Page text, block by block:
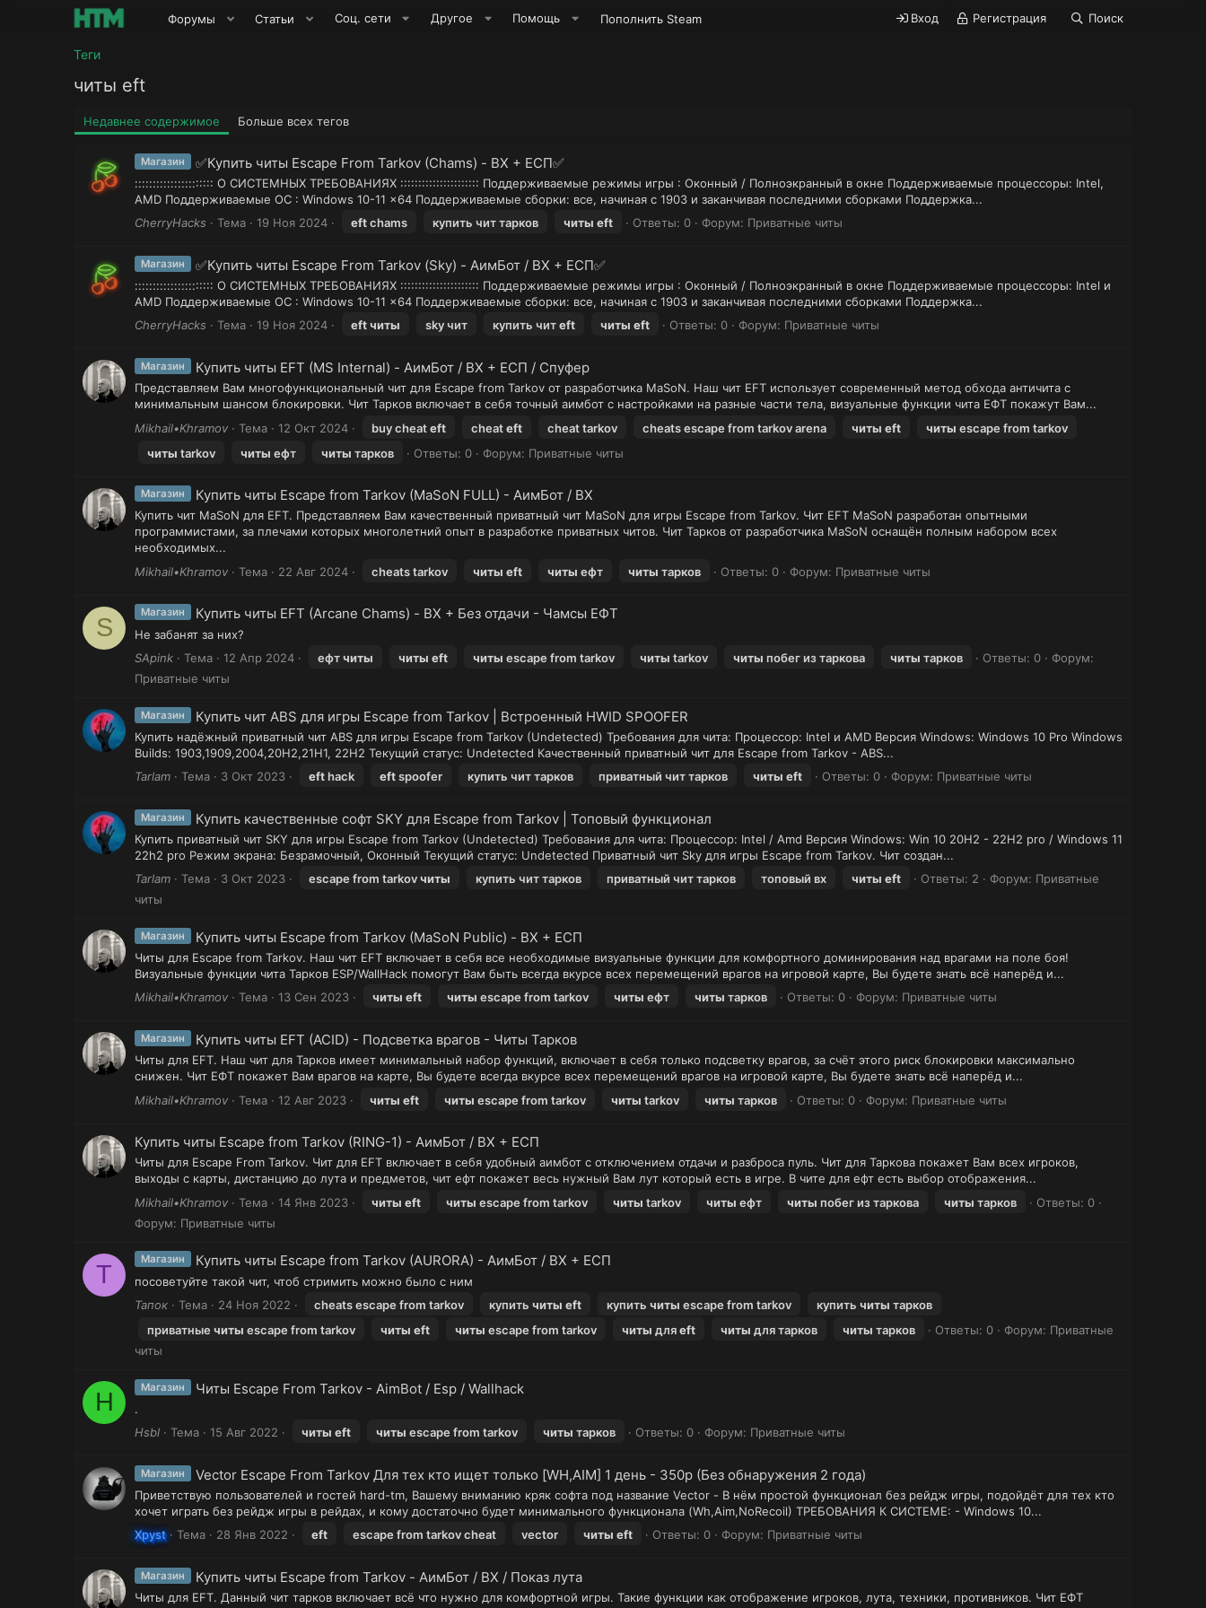
Форумы Статьи Соц. сети Другое Помощь Пополнить Steam Вход Регистрация Поиск
Теги
читы eft
Недавнее содержимое Больше всех тегов
Магазин ✅Купить читы Escape From Tarkov (Chams) - ВХ + ЕСП✅
:::::::::::::::::::::: О СИСТЕМНЫХ ТРЕБОВАНИЯХ :::::::::::::::::::::: Поддерживаемые режимы игры : Оконный / Полноэкранный в окне Поддерживаемые процессоры: Intel,
AMD Поддерживаемые ОС : Windows 10-11 x64 Поддерживаемые сборки: все, начиная с 1903 и заканчивая последними сборками Поддержка...
CherryHacks
Тема 19 Ноя 2024 eftchams купить чит тарков читы eft Ответы: 0 Форум: Приватные читы
Магазин ✅Купить читы Escape From Tarkov (Sky) - АимБот / ВХ + ЕСП✅
:::::::::::::::::::::: О СИСТЕМНЫХ ТРЕБОВАНИЯХ :::::::::::::::::::::: Поддерживаемые режимы игры : Оконный / Полноэкранный в окне Поддерживаемые процессоры: Intel и
AMD Поддерживаемые ОС : Windows 10-11 x64 Поддерживаемые сборки: все, начиная с 1903 и заканчивая последними сборками Поддержка...
CherryHacks
Тема 19 Ноя 2024 eftчиты sky чит купить читeft читы eft Ответы: 0 Форум: Приватные читы
Магазин Купить читы EFT (MS Internal) - АимБот / ВХ + ЕСП / Спуфер
Представляем Вам многофункциональный чит для Escape from Tarkov от разработчика MaSoN. Наш чит EFT использует современный метод обхода античита с
минимальным шансом блокировки. Чит Тарков включает в себя точный аимбот с настройками на разные части тела, визуальные функции чита ЕФТ покажут Вам...
Mikhail•Khramov
Тема 12 Окт 2024 buy cheateft cheateft cheat tarkov cheats escape from tarkov arena читы eft читы escape from tarkov
читы tarkov читы ефт читы тарков Ответы: 0 Форум: Приватные читы
Магазин Купить читы Escape from Tarkov (MaSoN FULL) - АимБот / ВХ
Купить чит MaSoN для EFT. Представляем Вам качественный приватный чит MaSoN для игры Escape from Tarkov. Чит EFT MaSoN разработан опытными
программистами, за плечами которых многолетний опыт в разработке приватных читов. Чит Тарков от разработчика MaSoN оснащён полным набором всех
необходимых...
Mikhail•Khramov
Тема 22 Авг 2024 cheats tarkov читы eft читы ефт читы тарков Ответы: 0 Форум: Приватные читы
S
Магазин Купить читы EFT (Arcane Chams) - ВХ + Без отдачи - Чамсы ЕФТ
Не забанят за них?
SApink
Тема 12 Апр 2024 ефтчиты читы eft читы escape from tarkov читы tarkov читы побег из таркова читы тарков Ответы: 0
Форум:
Приватные читы
Магазин Купить чит ABS для игры Escape from Tarkov | Встроенный HWID SPOOFER
Купить надёжный приватный чит ABS для игры Escape from Tarkov (Undetected) Требования для чита: Процессор: Intel и AMD Версия Windows: Windows 10 Pro Windows
Builds: 1903,1909,2004,20H2,21H1, 22H2 Текущий статус: Undetected Качественный приватный чит для Escape from Tarkov - ABS...
Tarlam
Тема 3 Окт 2023 efthack eftspoofer купить чит тарков приватный чит тарков читы eft Ответы: 0 Форум: Приватные читы
Магазин Купить качественные софт SKY для Escape from Tarkov | Топовый функционал
Купить приватный чит SKY для игры Escape from Tarkov (Undetected) Требования для чита: Процессор: Intel / Amd Версия Windows: Win 10 20H2 - 22H2 pro / Windows 11
22h2 pro Режим экрана: Безрамочный, Оконный Текущий статус: Undetected Приватный чит Sky для игры Escape from Tarkov. Чит создан...
Tarlam
Тема 3 Окт 2023 escape from tarkovчиты купить чит тарков приватный чит тарков топовый вх читы eft Ответы: 2 Форум: Приватные
читы
Магазин Купить читы Escape from Tarkov (MaSoN Public) - ВХ + ЕСП
Читы для Escape from Tarkov. Наш чит EFT включает в себя все необходимые визуальные функции для комфортного доминирования над врагами на поле боя!
Визуальные функции чита Тарков ESP/WallHack помогут Вам быть всегда вкурсе всех перемещений врагов на игровой карте, Вы будете знать всё наперёд и...
Mikhail•Khramov
Тема 13 Сен 2023 читы eft читы escape from tarkov читы ефт читы тарков Ответы: 0 Форум: Приватные читы
Магазин Купить читы EFT (ACID) - Подсветка врагов - Читы Тарков
Читы для EFT. Наш чит для Тарков имеет минимальный набор функций, включает в себя только подсветку врагов, за счёт этого риск блокировки максимально
снижен. Чит ЕФТ покажет Вам врагов на карте, Вы будете всегда вкурсе всех перемещений врагов на игровой карте, Вы будете знать всё наперёд и...
Mikhail•Khramov
Тема 12 Авг 2023 читы eft читы escape from tarkov читы tarkov читы тарков Ответы: 0 Форум: Приватные читы
Купить читы Escape from Tarkov (RING-1) - АимБот / ВХ + EСП
Читы для Escape From Tarkov. Чит для EFT включает в себя удобный аимбот с отключением отдачи и разброса пуль. Чит для Таркова покажет Вам всех игроков,
выходы с карты, дистанцию до лута и предметов, чит ефт покажет весь нужный Вам лут который есть в игре. В чите для ефт есть выбор отображения...
Mikhail•Khramov
Тема 14 Янв 2023 читы eft читы escape from tarkov читы tarkov читы ефт читы побег из таркова читы тарков
Ответы: 0
Форум: Приватные читы
Т
Магазин Купить читы Escape from Tarkov (AURORA) - АимБот / ВХ + ЕСП
посоветуйте такой чит, чтоб стримить можно было с ним
Тапок
Тема 24 Ноя 2022 cheats escape from tarkov купить читы eft купить читы escape from tarkov купить читы тарков
приватные читы escape from tarkov читы eft читы escape from tarkov читы дляeft читы для тарков читы тарков Ответы: 0 Форум: Приватные
читы
H
Магазин Читы Escape From Tarkov - AimBot / Esp / Wallhack
.
Hsbl
Тема 15 Авг 2022 читы eft читы escape from tarkov читы тарков Ответы: 0 Форум: Приватные читы
Магазин Vector Escape From Tarkov Для тех кто ищет только [WH,AIM] 1 день - 350р (Без обнаружения 2 года)
Приветствую пользователей и гостей hard-tm, Вашему вниманию кряк софта под название Vector - В нём простой функционал без рейдж игры, подойдёт для тех кто
хочет играть без рейдж игры в рейдах, и кому достаточно будет минимального функционала (Wh,Aim,NoRecoil) ТРЕБОВАНИЯ К СИСТЕМЕ: - Windows 10...
Xpyst
Тема 28 Янв 2022 eft escape from tarkov cheat vector читы eft Ответы: 0 Форум: Приватные читы
Магазин Купить читы Escape from Tarkov - АимБот / ВХ / Показ лута
Читы для EFT. Данный чит тарков включает всё что нужно для комфортной игры. Такие функции как отображение игроков, лута, техники, противников. Чит ЕФТ